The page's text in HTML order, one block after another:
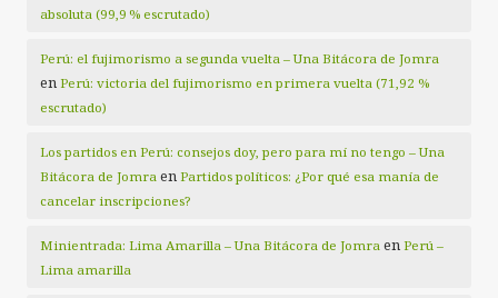
absoluta (99,9 % escrutado)
Perú: el fujimorismo a segunda vuelta – Una Bitácora de Jomra
en Perú: victoria del fujimorismo en primera vuelta (71,92 %
escrutado)
Los partidos en Perú: consejos doy, pero para mí no tengo – Una
Bitácora de Jomra en Partidos políticos: ¿Por qué esa manía de
cancelar inscripciones?
Minientrada: Lima Amarilla – Una Bitácora de Jomra en Perú –
Lima amarilla